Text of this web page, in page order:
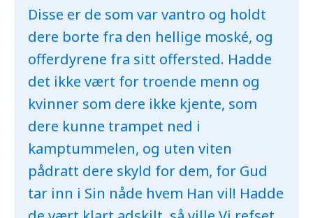
Disse er de som var vantro og holdt
dere borte fra den hellige moské, og
offerdyrene fra sitt offersted. Hadde
det ikke vært for troende menn og
kvinner som dere ikke kjente, som
dere kunne trampet ned i
kamptummelen, og uten viten
pådratt dere skyld for dem, for Gud
tar inn i Sin nåde hvem Han vil! Hadde